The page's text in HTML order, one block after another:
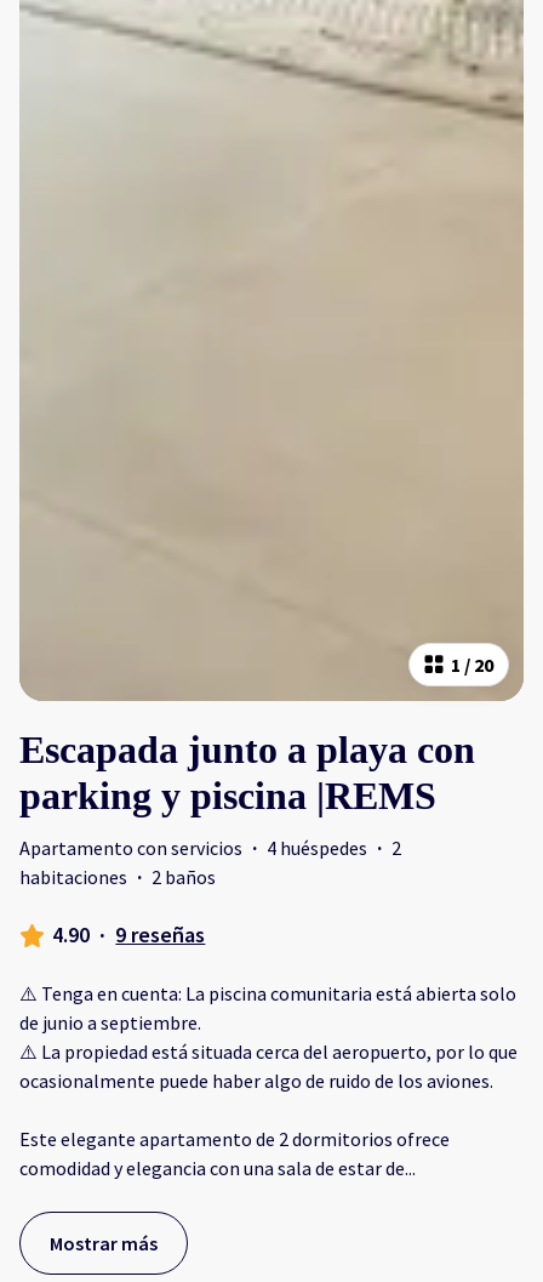
1 / 20
Escapada junto a playa con
parking y piscina |REMS
Apartamento con servicios · 4 huéspedes · 2
habitaciones · 2 baños
4.90 · 9 reseñas
⚠️ Tenga en cuenta: La piscina comunitaria está abierta solo
de junio a septiembre.
⚠️ La propiedad está situada cerca del aeropuerto, por lo que
ocasionalmente puede haber algo de ruido de los aviones.
Este elegante apartamento de 2 dormitorios ofrece
comodidad y elegancia con una sala de estar de...
Mostrar más